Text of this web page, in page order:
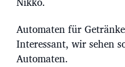
Automaten für
Interessant, wir sehen
Automaten.